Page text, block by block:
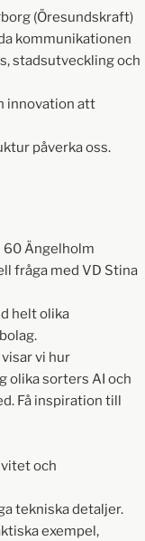
(Öresundskraft)
kommunikationen
stadsutveckling och
innovation att
påverka oss.
60 Ängelholm
fråga med VD Stina
helt olika
vi hur
olika sorters AI och
Få inspiration till
och
tekniska detaljer.
exempel,